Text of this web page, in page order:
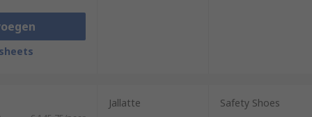
Jallatte Safety Shoes